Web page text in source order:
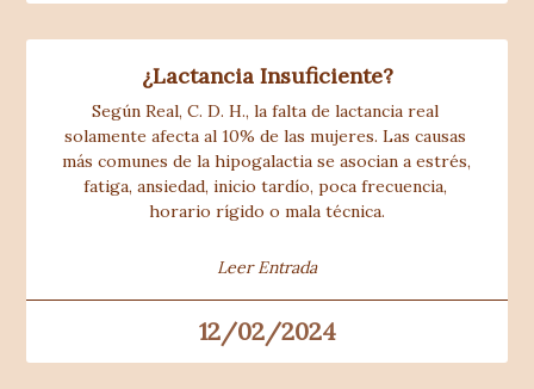
¿Lactancia Insuficiente?
Según Real, C. D. H., la falta de lactancia real
solamente afecta al 10% de las mujeres. Las causas
más comunes de la hipogalactia se asocian a estrés,
fatiga, ansiedad, inicio tardío, poca frecuencia,
horario rígido o mala técnica.
Leer Entrada
12/02/2024